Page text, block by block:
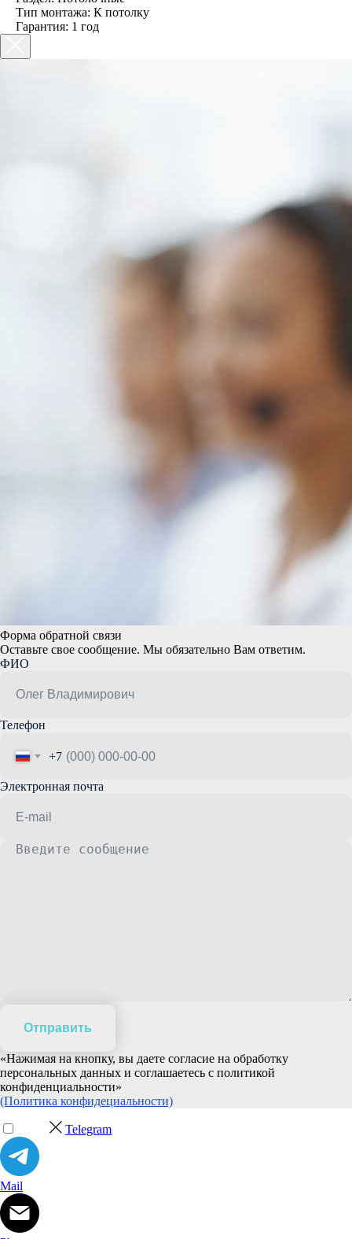
Тип монтажа: К потолку
Гарантия: 1 год
Форма обратной связи
Оставьте свое сообщение. Мы обязательно Вам ответим.
ФИО
Телефон
+7
Электронная почта
Отправить
«Нажимая на кнопку, вы даете согласие на обработку
персональных данных и соглашаетесь c политикой
конфиденциальности»
(Политика конфидециальности)
Telegram
Mail